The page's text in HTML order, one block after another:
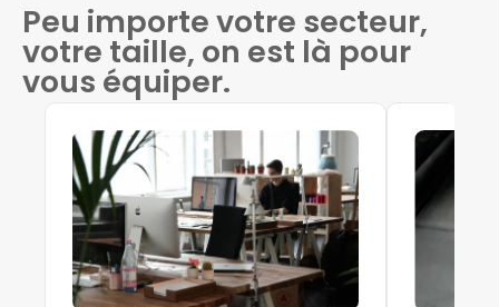
Peu importe votre secteur,
votre taille, on est là pour
vous équiper.